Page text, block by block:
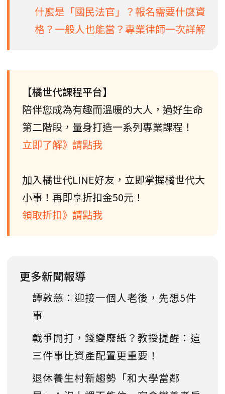
什麼是「國民法官」？報名需要什麼資
格？一般人也能當？專業律師一次詳解
【橘世代課程平台】
陪伴您成為有趣而溫暖的大人，過好生命
第二階段，量身打造一系列專業課程！
立即了解》請點我
加入橘世代LINE好友，立即掌握橘世代大
小事！再即享折扣金50元！
領取折扣》請點我
更多新聞報導
譚敦慈：迎接一個人老後，先想5件
事
戰爭開打，錢變廢紙？教授提醒：這
三件事比資產配置更重要！
退休養生村新趨勢「和大學當鄰